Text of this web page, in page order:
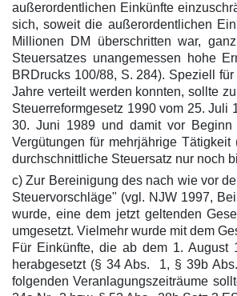
außerordentlichen Einkünfte
sich, soweit die außerordentlichen
Millionen DM überschritten war,
Steuersatzes unangemessen hohe
BRDrucks 100/88, S. 284). Speziell
Jahre verteilt werden konnten, sollte
Steuerreformgesetz 1990 vom 25. Juli
30. Juni 1989 und damit vor Beginn
Vergütungen für mehrjährige
durchschnittliche Steuersatz nur noch
c) Zur Bereinigung des nach wie vor
Steuervorschläge" (vgl. NJW 1997,
wurde, eine dem jetzt geltenden
umgesetzt. Vielmehr wurde mit dem
Für Einkünfte, die ab dem 1. August
herabgesetzt (§ 34 Abs. 1, § 39b
folgenden Veranlagungszeiträume